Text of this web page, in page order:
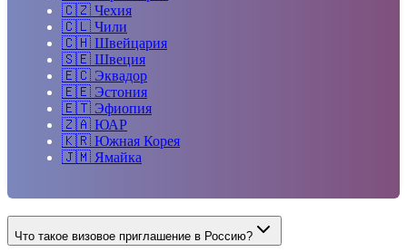
🇨🇿 Чехия
🇨🇱 Чили
🇨🇭 Швейцария
🇸🇪 Швеция
🇪🇨 Эквадор
🇪🇪 Эстония
🇪🇹 Эфиопия
🇿🇦 ЮАР
🇰🇷 Южная Корея
🇯🇲 Ямайка
Что такое визовое приглашение в Россию?